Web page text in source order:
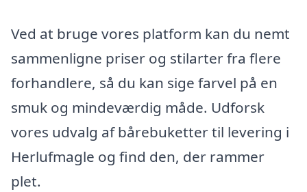
Ved at bruge vores platform kan du nemt
sammenligne priser og stilarter fra flere
forhandlere, så du kan sige farvel på en
smuk og mindeværdig måde. Udforsk
vores udvalg af bårebuketter til levering i
Herlufmagle og find den, der rammer
plet.